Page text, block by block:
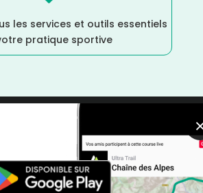
les services et outils essentiels
pratique sportive
Bourgogne Franche-Comté